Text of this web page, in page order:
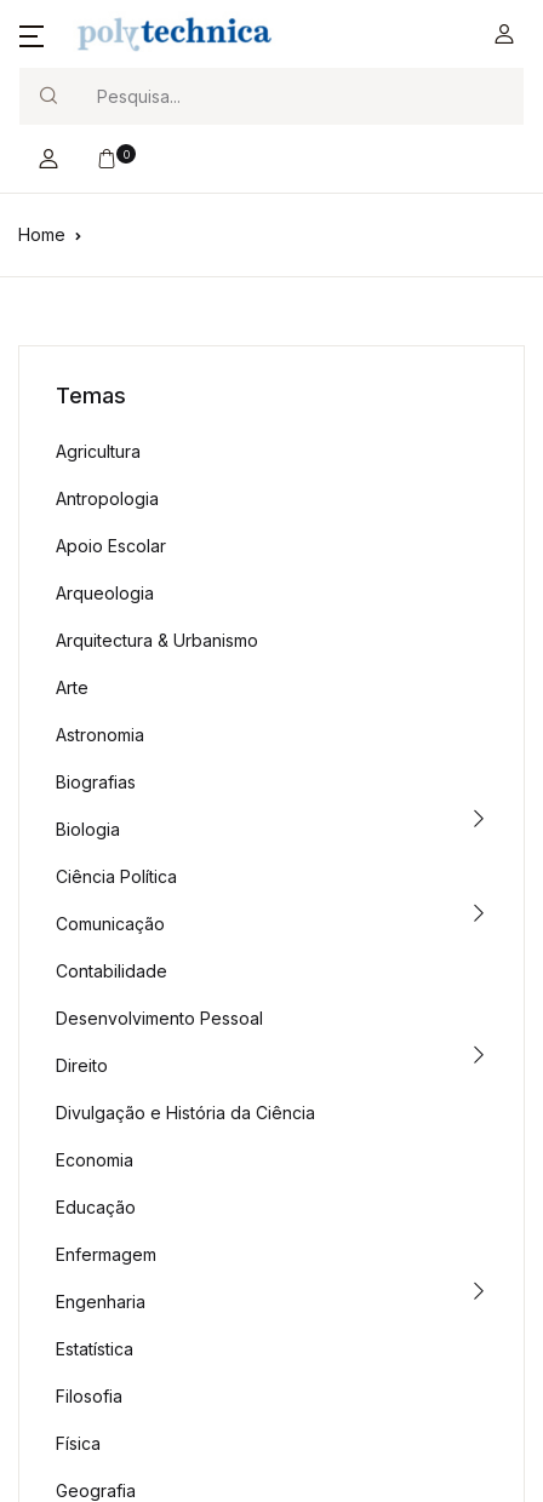
0
Home
Temas
Agricultura
Antropologia
Apoio Escolar
Arqueologia
Arquitectura & Urbanismo
Arte
Astronomia
Biografias
Biologia
Ciência Política
Comunicação
Contabilidade
Desenvolvimento Pessoal
Direito
Divulgação e História da Ciência
Economia
Educação
Enfermagem
Engenharia
Estatística
Filosofia
Física
Geografia